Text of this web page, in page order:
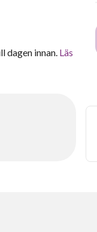
dagen innan. Läs